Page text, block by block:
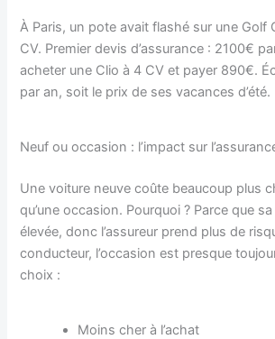
À Paris, un pote avait flashé sur une Golf
CV. Premier devis d’assurance : 2100€
acheter une Clio à 4 CV et payer 890€.
par an, soit le prix de ses vacances d’été.
Neuf ou occasion : l’impact sur
Une voiture neuve coûte beaucoup plus
qu’une occasion. Pourquoi ? Parce que
élevée, donc l’assureur prend plus de
conducteur, l’occasion est presque
choix :
Moins cher à l’achat